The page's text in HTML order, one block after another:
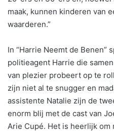
maak, kunnen kinderen van
waarderen.”
In “Harrie Neemt de Benen”
politieagent Harrie die
van plezier probeert op te
zijn niet al te snugger en
assistente Natalie zijn de
enorm blij met de cast van
Arie Cupé. Het is heerlijk om